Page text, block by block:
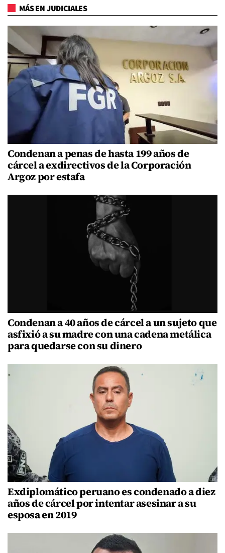
MÁS EN JUDICIALES
Condenan a penas de hasta 199 años de
cárcel a exdirectivos de la Corporación
Argoz por estafa
Condenan a 40 años de cárcel a un sujeto que
asfixió a su madre con una cadena metálica
para quedarse con su dinero
Exdiplomático peruano es condenado a diez
años de cárcel por intentar asesinar a su
esposa en 2019